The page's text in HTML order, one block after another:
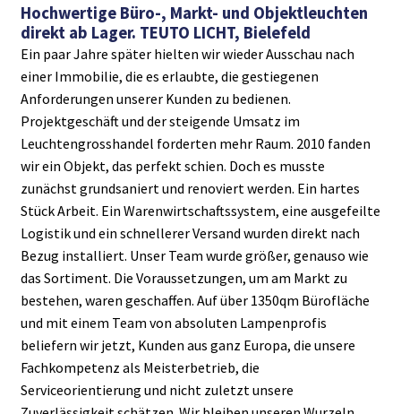
Hochwertige Büro-, Markt- und Objektleuchten
direkt ab Lager. TEUTO LICHT, Bielefeld
Ein paar Jahre später hielten wir wieder Ausschau nach
einer Immobilie, die es erlaubte, die gestiegenen
Anforderungen unserer Kunden zu bedienen.
Projektgeschäft und der steigende Umsatz im
Leuchtengrosshandel forderten mehr Raum. 2010 fanden
wir ein Objekt, das perfekt schien. Doch es musste
zunächst grundsaniert und renoviert werden. Ein hartes
Stück Arbeit. Ein Warenwirtschaftssystem, eine ausgefeilte
Logistik und ein schnellerer Versand wurden direkt nach
Bezug installiert. Unser Team wurde größer, genauso wie
das Sortiment. Die Voraussetzungen, um am Markt zu
bestehen, waren geschaffen. Auf über 1350qm Bürofläche
und mit einem Team von absoluten Lampenprofis
beliefern wir jetzt, Kunden aus ganz Europa, die unsere
Fachkompetenz als Meisterbetrieb, die
Serviceorientierung und nicht zuletzt unsere